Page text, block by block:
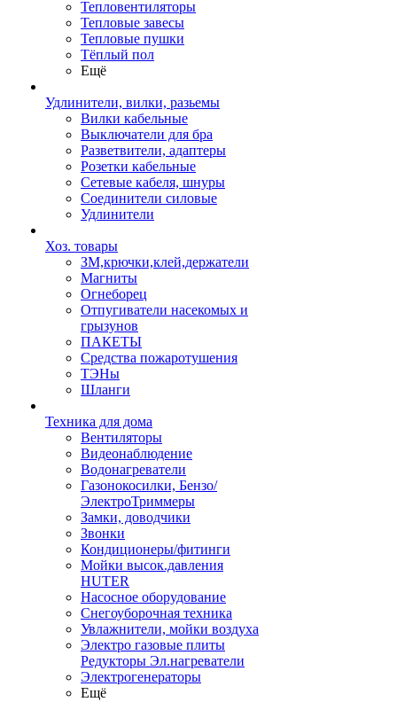
Тепловентиляторы
Тепловые завесы
Тепловые пушки
Тёплый пол
Ещё
Удлинители, вилки, разьемы
Вилки кабельные
Выключатели для бра
Разветвители, адаптеры
Розетки кабельные
Сетевые кабеля, шнуры
Соединители силовые
Удлинители
Хоз. товары
ЗМ,крючки,клей,держатели
Магниты
Огнеборец
Отпугиватели насекомых и
грызунов
ПАКЕТЫ
Средства пожаротушения
ТЭНы
Шланги
Техника для дома
Вентиляторы
Видеонаблюдение
Водонагреватели
Газонокосилки, Бензо/
ЭлектроТриммеры
Замки, доводчики
Звонки
Кондиционеры/фитинги
Мойки высок.давления
HUTER
Насосное оборудование
Снегоуборочная техника
Увлажнители, мойки воздуха
Электро газовые плиты
Редукторы Эл.нагреватели
Электрогенераторы
Ещё